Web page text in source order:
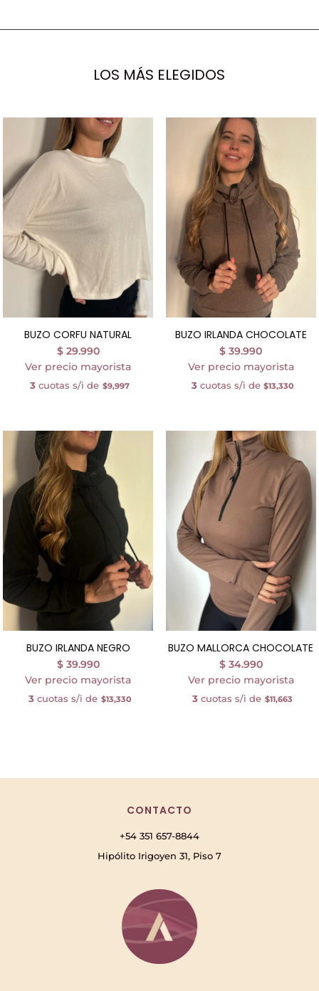
LOS MÁS ELEGIDOS
BUZO CORFU NATURAL
$29.990
Ver precio mayorista
3 cuotas s/i de $9,997
BUZO IRLANDA CHOCOLATE
$ 39.990
Ver precio mayorista
3cuotas s/i de $13,330
BUZO IRLANDA NEGRO
$39.990
Ver precio mayorista
3 cuotas s/i de $13,330
BUZO MALLORCA CHOCOLATE
$34.990
Ver precio mayorista
3 cuotas s/i de $11,663
CONTACTO
+54 351 657-8844
Hipólito Irigoyen 31, Piso 7